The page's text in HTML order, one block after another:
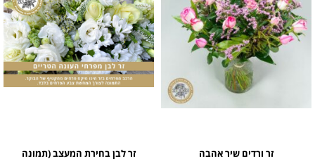
זר ורדים שיר אהבה
זר לבן בחירת המעצב (תמונה